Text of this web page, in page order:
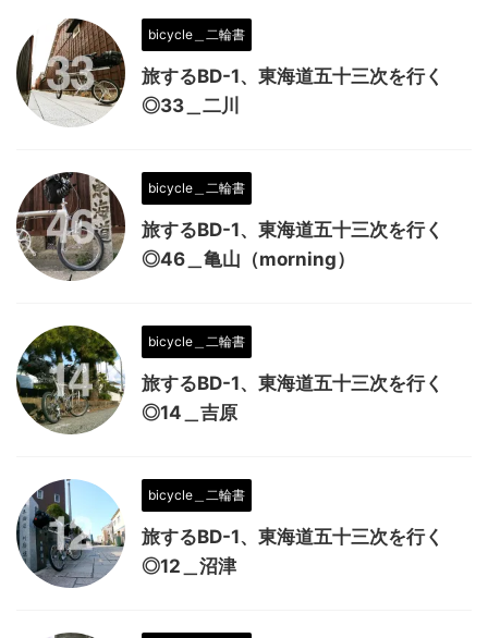
bicycle＿二輪書
旅するBD-1、東海道五十三次を行く
◎33＿二川
bicycle＿二輪書
旅するBD-1、東海道五十三次を行く
◎46＿亀山（morning）
bicycle＿二輪書
旅するBD-1、東海道五十三次を行く
◎14＿吉原
bicycle＿二輪書
旅するBD-1、東海道五十三次を行く
◎12＿沼津